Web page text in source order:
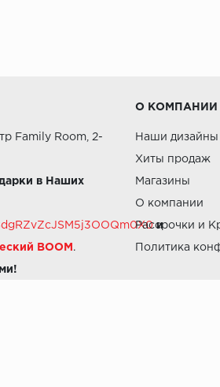
Family Room, 2-
в Наших
и
BOOM .
О КОМПАНИИ
Наши дизайны
Хиты продаж
Магазины
О компании
Рассрочки и
Политика